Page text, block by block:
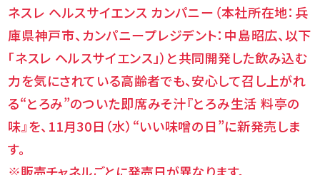
ネスレ ヘルスサイエンス カンパニー（本社所在地：兵
庫県神戸市、カンパニープレジデント：中島昭広、以下
「ネスレ ヘルスサイエンス」）と共同開発した飲み込む
力を気にされている高齢者でも、安心して召し上がれ
る“とろみ”のついた即席みそ汁『とろみ生活 料亭の
味』を、11月30日（水）“いい味噌の日”に新発売しま
す。